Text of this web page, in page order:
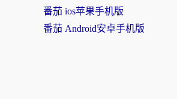
番茄 ios苹果手机版
番茄 Android安卓手机版